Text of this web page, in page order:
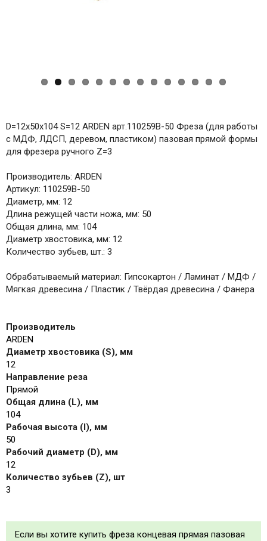
D=12x50x104 S=12 ARDEN арт.110259B-50 Фреза (для работы
с МДФ, ЛДСП, деревом, пластиком) пазовая прямой формы
для фрезера ручного Z=3
Производитель: ARDEN
Артикул: 110259B-50
Диаметр, мм: 12
Длина режущей части ножа, мм: 50
Общая длина, мм: 104
Диаметр хвостовика, мм: 12
Количество зубьев, шт.: 3
Обрабатываемый материал: Гипсокартон / Ламинат / МДФ /
Мягкая древесина / Пластик / Твёрдая древесина / Фанера
Производитель
ARDEN
Диаметр хвостовика (S), мм
12
Направление реза
Прямой
Общая длина (L), мм
104
Рабочая высота (I), мм
50
Рабочий диаметр (D), мм
12
Количество зубьев (Z), шт
3
Если вы хотите купить фреза концевая прямая пазовая